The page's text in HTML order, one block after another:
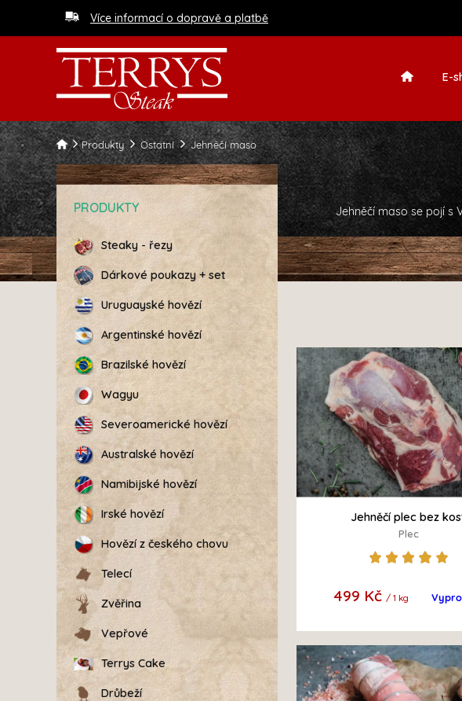
Více informací o dopravě a platbě
E-
Produkty Ostatní Jehněčí maso
Jehněčí maso se pojí s
PRODUKTY
Steaky - řezy
Dárkové poukazy + set
Uruguayské hovězí
Argentinské hovězí
Brazilské hovězí
Wagyu
Severoamerické hovězí
Australské hovězí
Namibijské hovězí
Irské hovězí
Hovězí z českého chovu
Telecí
Zvěřina
Vepřové
Terrys Cake
Drůbeží
Jehněčí plec bez
Plec
499 Kč / 1 kg